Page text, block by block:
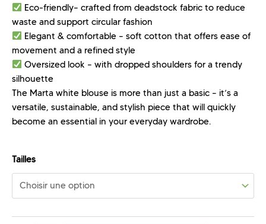
Eco-friendly– crafted from deadstock fabric to reduce
waste and support circular fashion
Elegant & comfortable – soft cotton that offers ease of
movement and a refined style
Oversized look – with dropped shoulders for a trendy
silhouette
The Marta white blouse is more than just a basic – it’s a
versatile, sustainable, and stylish piece that will quickly
become an essential in your everyday wardrobe.
Tailles